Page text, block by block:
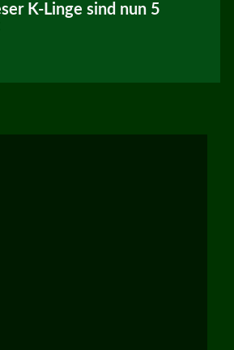
K-Linge sind nun 5